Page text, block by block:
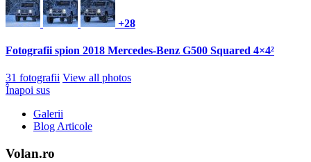
+28
Fotografii spion 2018 Mercedes-Benz G500 Squared 4×4²
31 fotografii View all photos
Înapoi sus
Galerii
Blog Articole
Volan.ro